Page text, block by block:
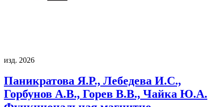
изд. 2026
Паникратова Я.Р., Лебедева И.С.,
Горбунов А.В., Горев В.В., Чайка Ю.А.